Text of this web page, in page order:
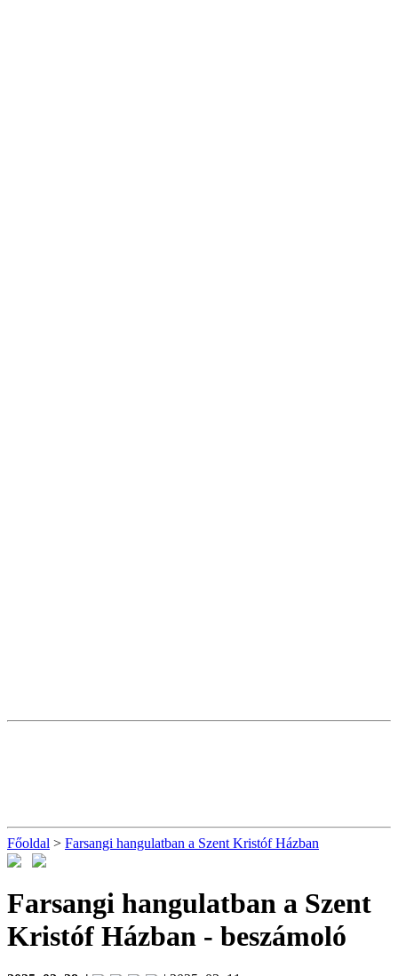
Főoldal > Farsangi hangulatban a Szent Kristóf Házban
Farsangi hangulatban a Szent
Kristóf Házban - beszámoló